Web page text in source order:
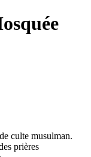
culte musulman.
prières